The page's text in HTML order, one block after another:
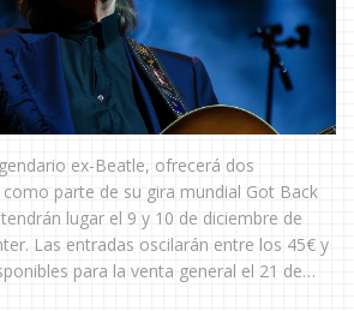
ex-Beatle, ofrecerá dos
parte de su gira mundial Got Back
lugar el 9 y 10 de diciembre de
Las entradas oscilarán entre los 45€ y
para la venta general el 21 de
de Santander podrán acceder a una